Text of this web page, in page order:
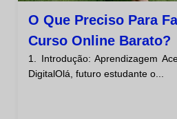
O Que Preciso Para
Curso Online Barato?
1. Introdução: Aprendizagem
DigitalOlá, futuro estudante o...